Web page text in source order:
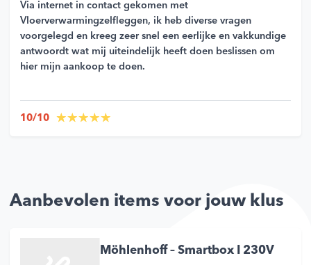
Via internet in contact gekomen met
Vloerverwarmingzelfleggen, ik heb diverse vragen
voorgelegd en kreeg zeer snel een eerlijke en vakkundige
antwoordt wat mij uiteindelijk heeft doen beslissen om
hier mijn aankoop te doen.
10/10
Aanbevolen items voor jouw klus
Möhlenhoff – Smartbox I 230V